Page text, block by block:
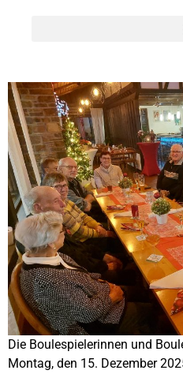
Die Boulespielerinnen und
Montag, den 15. Dezember